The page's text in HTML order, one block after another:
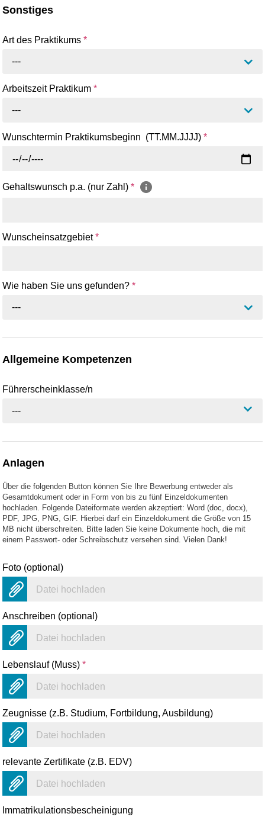
Sonstiges
Art des Praktikums*
---
Arbeitszeit Praktikum*
---
Wunschtermin Praktikumsbeginn (TT.MM.JJJJ)*
Gehaltswunsch p.a. (nur Zahl)*
Wunscheinsatzgebiet*
Wie haben Sie uns gefunden?*
---
Allgemeine Kompetenzen
Führerscheinklasse/n
---
Anlagen
Über die folgenden Button können Sie Ihre Bewerbung entweder als
Gesamtdokument oder in Form von bis zu fünf Einzeldokumenten
hochladen. Folgende Dateiformate werden akzeptiert: Word (doc, docx),
PDF, JPG, PNG, GIF. Hierbei darf ein Einzeldokument die Größe von 15
MB nicht überschreiten. Bitte laden Sie keine Dokumente hoch, die mit
einem Passwort- oder Schreibschutz versehen sind. Vielen Dank!
Foto (optional)
Datei hochladen
Anschreiben (optional)
Datei hochladen
Lebenslauf (Muss)*
Datei hochladen
Zeugnisse (z.B. Studium, Fortbildung, Ausbildung)
Datei hochladen
relevante Zertifikate (z.B. EDV)
Datei hochladen
Immatrikulationsbescheinigung